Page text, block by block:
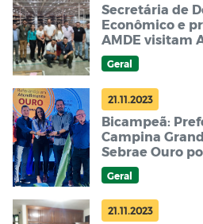
Secretária de
Econômico e
AMDE visitam
investe 10
expansão de
Geral
21.11.2023
Bicampeã:
Campina
Sebrae Ouro
em
Empreendedor
Geral
21.11.2023